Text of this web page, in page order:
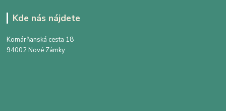
Kde nás nájdete
Komárňanská cesta 18
94002 Nové Zámky